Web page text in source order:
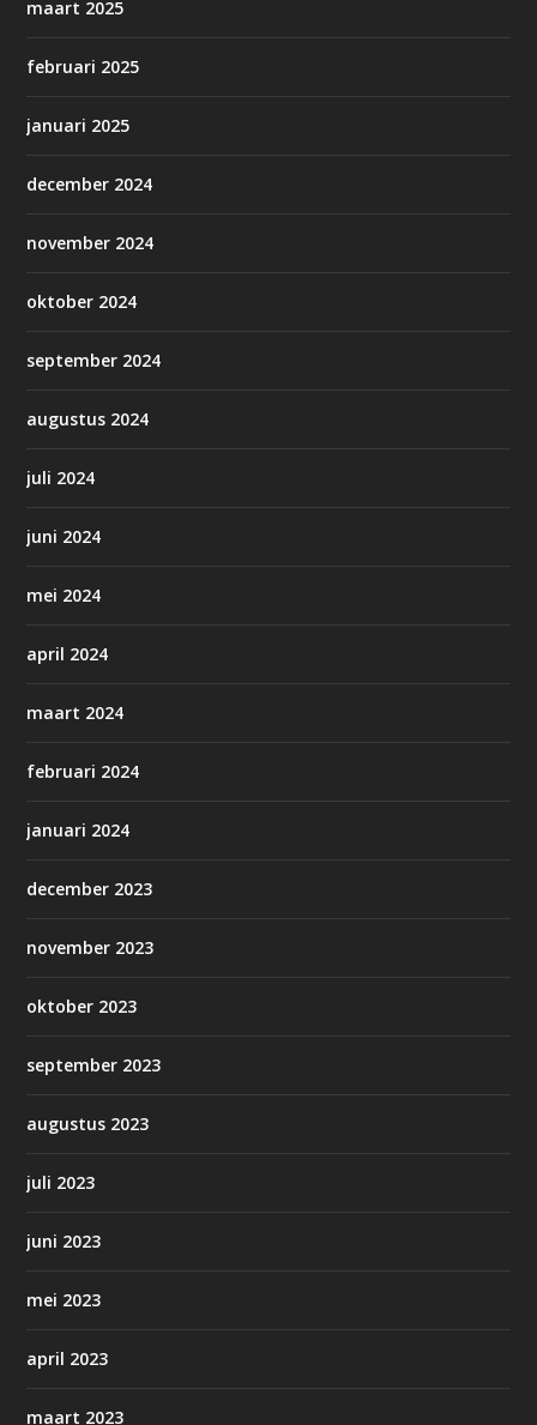
maart 2025
februari 2025
januari 2025
december 2024
november 2024
oktober 2024
september 2024
augustus 2024
juli 2024
juni 2024
mei 2024
april 2024
maart 2024
februari 2024
januari 2024
december 2023
november 2023
oktober 2023
september 2023
augustus 2023
juli 2023
juni 2023
mei 2023
april 2023
maart 2023